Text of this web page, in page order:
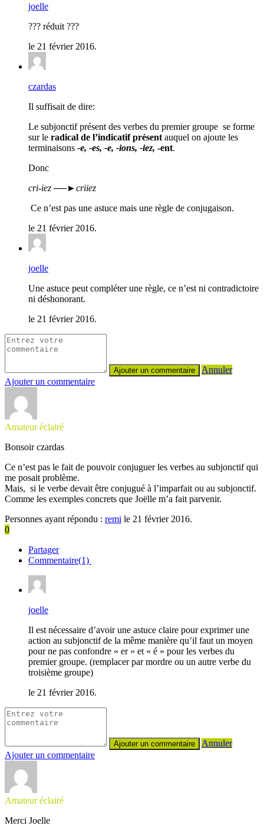
joelle
??? réduit ???
le 21 février 2016.
czardas
Il suffisait de dire:
Le subjonctif présent des verbes du premier groupe se forme
sur le radical de l’indicatif présent auquel on ajoute les
terminaisons -e, -es, -e, -ions, -iez, -ent.
Donc
cri-iez ──►criiez
Ce n’est pas une astuce mais une règle de conjugaison.
le 21 février 2016.
joelle
Une astuce peut compléter une règle, ce n’est ni contradictoire
ni déshonorant.
le 21 février 2016.
Annuler
Ajouter un commentaire
Amateur éclairé
Bonsoir czardas
Ce n’est pas le fait de pouvoir conjuguer les verbes au subjonctif qui
me posait problème.
Mais, si le verbe devait être conjugué à l’imparfait ou au subjonctif.
Comme les exemples concrets que Joëlle m’a fait parvenir.
Personnes ayant répondu : remi le 21 février 2016.
0
Partager
Commentaire(1)
joelle
Il est nécessaire d’avoir une astuce claire pour exprimer une
action au subjonctif de la même manière qu’il faut un moyen
pour ne pas confondre « er » et « é » pour les verbes du
premier groupe. (remplacer par mordre ou un autre verbe du
troisième groupe)
le 21 février 2016.
Annuler
Ajouter un commentaire
Amateur éclairé
Merci Joelle